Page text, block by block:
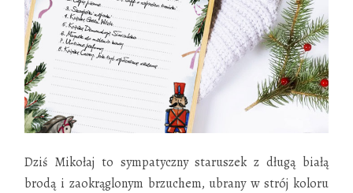
Dziś Mikołaj to sympatyczny staruszek z długą białą
brodą i zaokrąglonym brzuchem, ubrany w strój koloru